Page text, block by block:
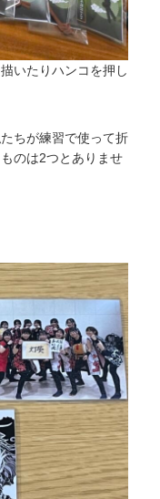
いたりハンコを押し
ちが練習で使って折
のは2つとありませ